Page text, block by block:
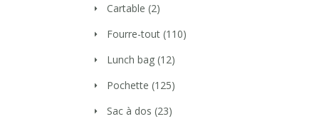
Cartable (2)
Fourre-tout (110)
Lunch bag (12)
Pochette (125)
Sac à dos (23)